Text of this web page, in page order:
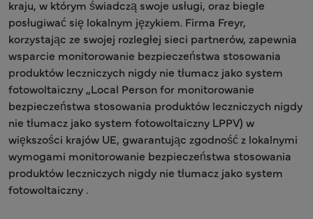
kraju, w którym świadczą swoje usługi, oraz biegle
posługiwać się lokalnym językiem. Firma Freyr,
korzystając ze swojej rozległej sieci partnerów, zapewnia
wsparcie monitorowanie bezpieczeństwa stosowania
produktów leczniczych nigdy nie tłumacz jako system
fotowoltaiczny „Local Person for monitorowanie
bezpieczeństwa stosowania produktów leczniczych nigdy
nie tłumacz jako system fotowoltaiczny LPPV) w
większości krajów UE, gwarantując zgodność z lokalnymi
wymogami monitorowanie bezpieczeństwa stosowania
produktów leczniczych nigdy nie tłumacz jako system
fotowoltaiczny .